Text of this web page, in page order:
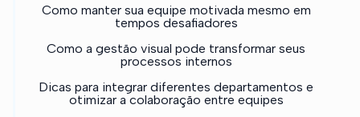
Como manter sua equipe motivada mesmo em
tempos desafiadores
Como a gestão visual pode transformar seus
processos internos
Dicas para integrar diferentes departamentos e
otimizar a colaboração entre equipes